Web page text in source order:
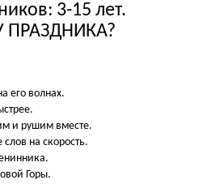
3-15 лет.
его волнах.
и рушим вместе.
на скорость.
Горы.